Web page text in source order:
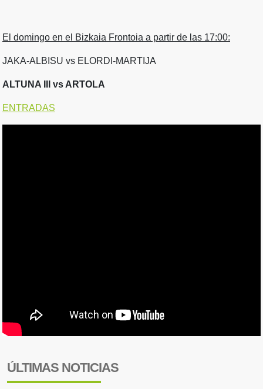
El domingo en el Bizkaia Frontoia a partir de las 17:00:
JAKA-ALBISU vs ELORDI-MARTIJA
ALTUNA III vs ARTOLA
ENTRADAS
ÚLTIMAS NOTICIAS